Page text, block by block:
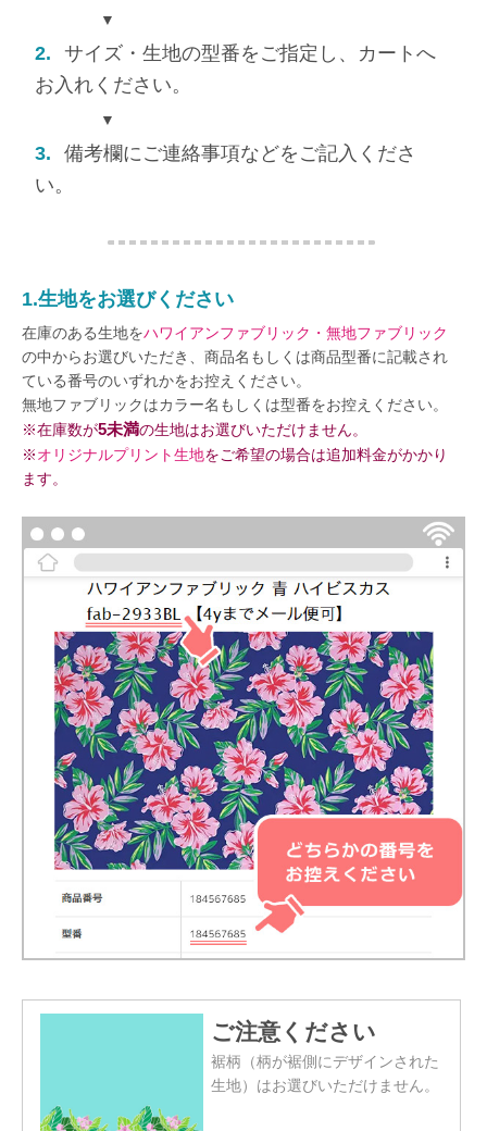
▼
2.
サイズ・生地の型番をご指定し、カートへ
お入れください。
▼
3.
備考欄にご連絡事項などをご記入くださ
い。
1.生地をお選びください
在庫のある生地をハワイアンファブリック・無地ファブリック
の中からお選びいただき、商品名もしくは商品型番に記載され
ている番号のいずれかをお控えください。
無地ファブリックはカラー名もしくは型番をお控えください。
※在庫数が5未満の生地はお選びいただけません。
※オリジナルプリント生地をご希望の場合は追加料金がかかり
ます。
ご注意ください
裾柄（柄が裾側にデザインされた
生地）はお選びいただけません。